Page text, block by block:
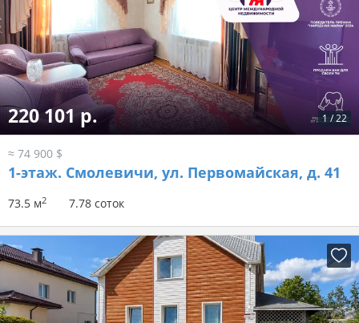
1 /22
220 101 р.
≈ 74 900 $
1-этаж. Смолевичи, ул. Первомайская, д. 41
73.5 м2 7.78 соток